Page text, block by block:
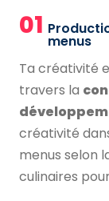
01
menus
Ta créativité
travers la
créativité
menus selon
culinaires